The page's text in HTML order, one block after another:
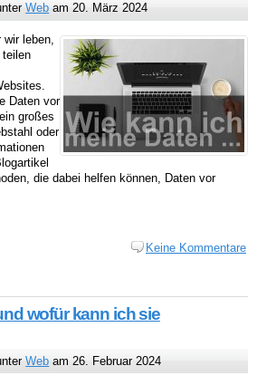
Web am 20. März 2024
wir leben,
teilen
Daten vor
großes
oder
die dabei helfen können, Daten vor
Keine Kommentare
wofür kann ich sie
Web am 26. Februar 2024